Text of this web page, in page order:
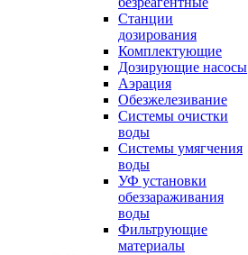
Станции
дозирования
Комплектующие
Дозирующие насосы
Аэрация
Обезжелезивание
Системы очистки
воды
Системы умягчения
воды
УФ установки
обеззараживания
воды
Фильтрующие
материалы